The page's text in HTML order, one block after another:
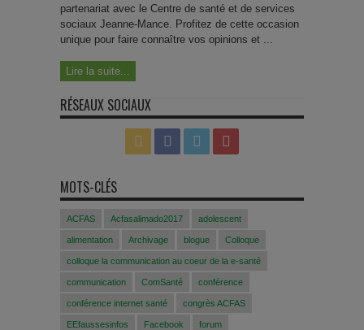
partenariat avec le Centre de santé et de services
sociaux Jeanne-Mance. Profitez de cette occasion
unique pour faire connaître vos opinions et ...
Lire la suite...
RÉSEAUX SOCIAUX
MOTS-CLÉS
ACFAS Acfasalimado2017 adolescent
alimentation Archivage blogue Colloque
colloque la communication au coeur de la e-santé
communication ComSanté conférence
conférence internet santé congrès ACFAS
EEfaussesinfos Facebook forum